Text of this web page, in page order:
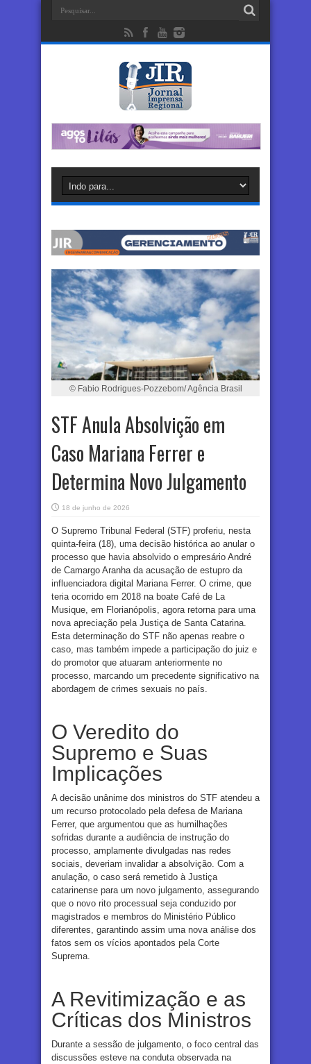
© Fabio Rodrigues-Pozzebom/ Agência Brasil
STF Anula Absolvição em
Caso Mariana Ferrer e
Determina Novo Julgamento
18 de junho de 2026
O Supremo Tribunal Federal (STF) proferiu, nesta
quinta-feira (18), uma decisão histórica ao anular o
processo que havia absolvido o empresário André
de Camargo Aranha da acusação de estupro da
influenciadora digital Mariana Ferrer. O crime, que
teria ocorrido em 2018 na boate Café de La
Musique, em Florianópolis, agora retorna para uma
nova apreciação pela Justiça de Santa Catarina.
Esta determinação do STF não apenas reabre o
caso, mas também impede a participação do juiz e
do promotor que atuaram anteriormente no
processo, marcando um precedente significativo na
abordagem de crimes sexuais no país.
O Veredito do
Supremo e Suas
Implicações
A decisão unânime dos ministros do STF atendeu a
um recurso protocolado pela defesa de Mariana
Ferrer, que argumentou que as humilhações
sofridas durante a audiência de instrução do
processo, amplamente divulgadas nas redes
sociais, deveriam invalidar a absolvição. Com a
anulação, o caso será remetido à Justiça
catarinense para um novo julgamento, assegurando
que o novo rito processual seja conduzido por
magistrados e membros do Ministério Público
diferentes, garantindo assim uma nova análise dos
fatos sem os vícios apontados pela Corte
Suprema.
A Revitimização e as
Críticas dos Ministros
Durante a sessão de julgamento, o foco central das
discussões esteve na conduta observada na